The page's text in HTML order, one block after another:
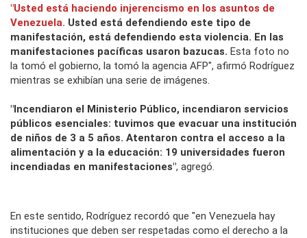
"Usted está haciendo injerencismo en los asuntos de
Venezuela. Usted está defendiendo este tipo de
manifestación, está defendiendo esta violencia. En las
manifestaciones pacíficas usaron bazucas. Esta foto no
la tomó el gobierno, la tomó la agencia AFP", afirmó Rodríguez
mientras se exhibían una serie de imágenes.
"Incendiaron el Ministerio Público, incendiaron servicios
públicos esenciales: tuvimos que evacuar una institución
de niños de 3 a 5 años. Atentaron contra el acceso a la
alimentación y a la educación: 19 universidades fueron
incendiadas en manifestaciones", agregó.
En este sentido, Rodríguez recordó que "en Venezuela hay
instituciones que deben ser respetadas como el derecho a la